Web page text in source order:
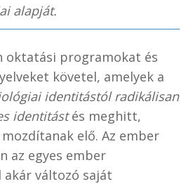
alapját.
oktatási programokat és
követel, amelyek a
identitástól radikálisan
identitástés meghitt,
elő. Az ember
az egyes ember
változó saját